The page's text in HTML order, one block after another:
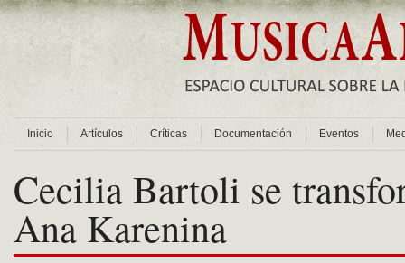
Inicio Artículos Críticas Documentación Eventos
Cecilia Bartoli se
Ana Karenina